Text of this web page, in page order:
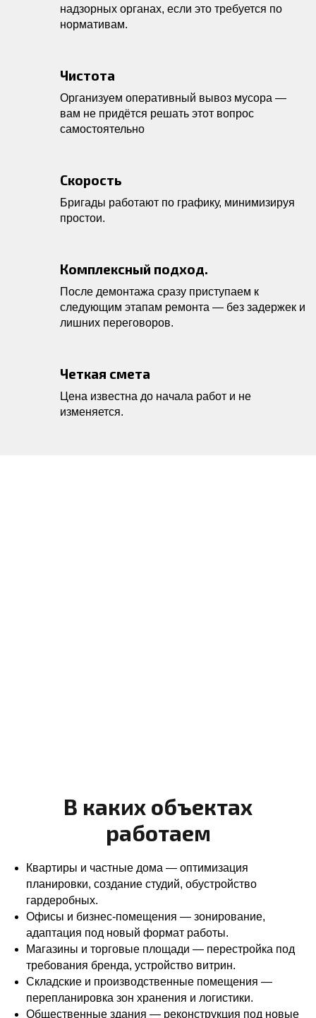
надзорных органах, если это требуется по
нормативам.
Чистота
Организуем оперативный вывоз мусора —
вам не придётся решать этот вопрос
самостоятельно
Скорость
Бригады работают по графику, минимизируя
простои.
Комплексный подход.
После демонтажа сразу приступаем к
следующим этапам ремонта — без задержек и
лишних переговоров.
Четкая смета
Цена известна до начала работ и не
изменяется.
В каких объектах
работаем
Квартиры и частные дома — оптимизация
планировки, создание студий, обустройство
гардеробных.
Офисы и бизнес‑помещения — зонирование,
адаптация под новый формат работы.
Магазины и торговые площади — перестройка под
требования бренда, устройство витрин.
Складские и производственные помещения —
перепланировка зон хранения и логистики.
Общественные здания — реконструкция под новые